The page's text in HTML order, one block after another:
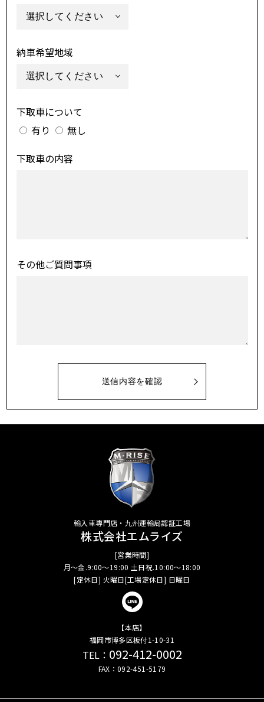
納車希望地域
下取車について
有り
無し
下取車の内容
その他ご質問事項
輸入車専門店・九州運輸局認証工場
株式会社エムライズ
[営業時間]
月～金.9:00～19:00 土日祝.10:00～18:00
[定休日] 火曜日[工場定休日] 日曜日
【本店】
福岡市博多区板付1-10-31
TEL： 092-412-0002
FAX：092-451-5179